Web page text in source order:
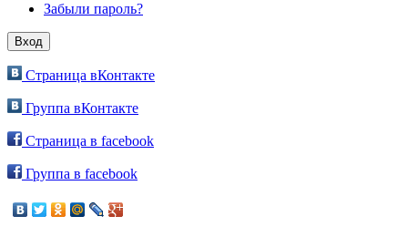
Забыли пароль?
Страница вКонтакте
Группа вКонтакте
Страница в facebook
Группа в facebook